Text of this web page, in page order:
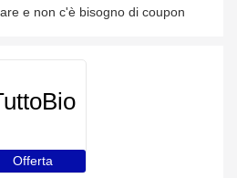
e non c'è bisogno di coupon
Offerta